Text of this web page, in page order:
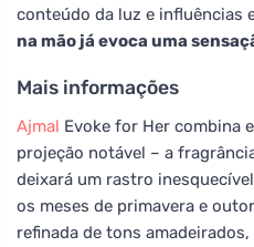
conteúdo da luz e influências
na mão já evoca uma
Mais informações
Ajmal Evoke for Her combina
projeção notável – a
deixará um rastro
os meses de primavera e
refinada de tons